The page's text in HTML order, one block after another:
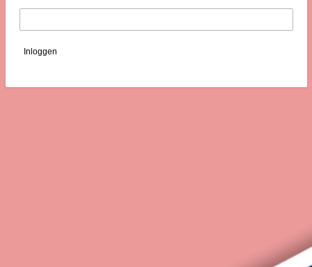
Inloggen